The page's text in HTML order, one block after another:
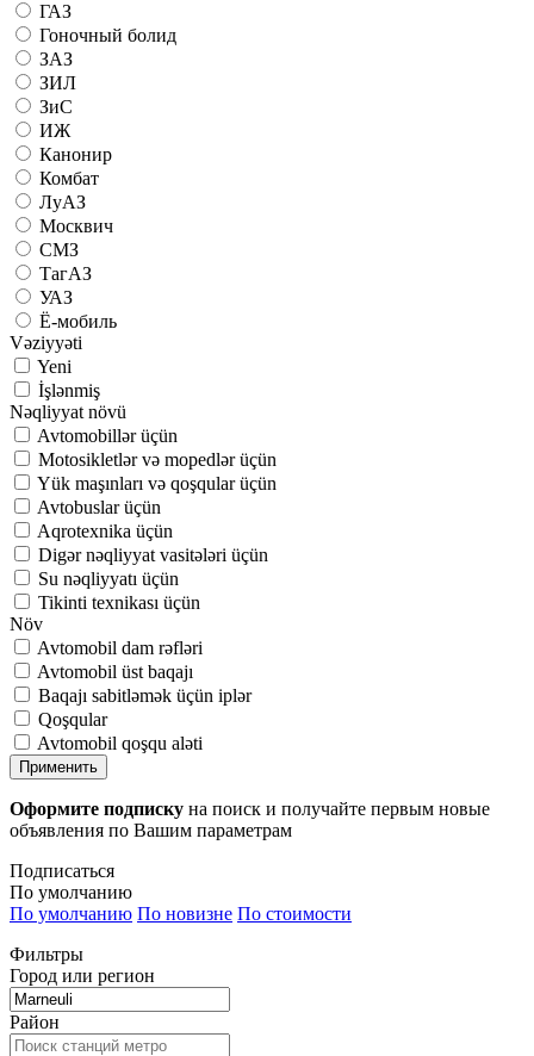
ГАЗ
Гоночный болид
ЗАЗ
ЗИЛ
ЗиС
ИЖ
Канонир
Комбат
ЛуАЗ
Москвич
СМЗ
ТагАЗ
УАЗ
Ё-мобиль
Vəziyyəti
Yeni
İşlənmiş
Nəqliyyat növü
Avtomobillər üçün
Motosikletlər və mopedlər üçün
Yük maşınları və qoşqular üçün
Avtobuslar üçün
Aqrotexnika üçün
Digər nəqliyyat vasitələri üçün
Su nəqliyyatı üçün
Tikinti texnikası üçün
Növ
Avtomobil dam rəfləri
Avtomobil üst baqajı
Baqajı sabitləmək üçün iplər
Qoşqular
Avtomobil qoşqu aləti
Применить
Оформите подписку на поиск и получайте первым новые
объявления по Вашим параметрам
Подписаться
По умолчанию
По умолчанию По новизне По стоимости
Фильтры
Город или регион
Район